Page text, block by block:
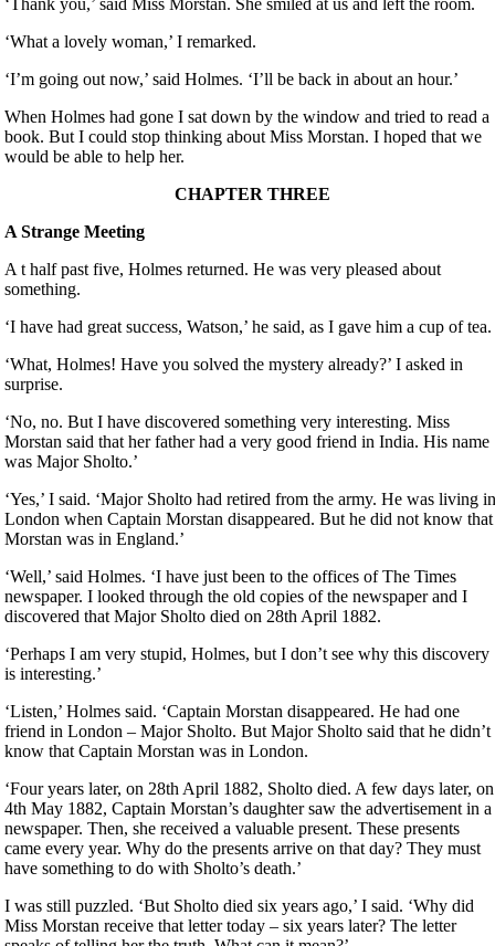
‘Thank you,’ said Miss Morstan. She smiled at us and left the room.
‘What a lovely woman,’ I remarked.
‘I’m going out now,’ said Holmes. ‘I’ll be back in about an hour.’
When Holmes had gone I sat down by the window and tried to read a
book. But I could stop thinking about Miss Morstan. I hoped that we
would be able to help her.
CHAPTER THREE
A Strange Meeting
A t half past five, Holmes returned. He was very pleased about
something.
‘I have had great success, Watson,’ he said, as I gave him a cup of tea.
‘What, Holmes! Have you solved the mystery already?’ I asked in
surprise.
‘No, no. But I have discovered something very interesting. Miss
Morstan said that her father had a very good friend in India. His name
was Major Sholto.’
‘Yes,’ I said. ‘Major Sholto had retired from the army. He was living
London when Captain Morstan disappeared. But he did not know that
Morstan was in England.’
‘Well,’ said Holmes. ‘I have just been to the offices of The Times
newspaper. I looked through the old copies of the newspaper and I
discovered that Major Sholto died on 28th April 1882.
‘Perhaps I am very stupid, Holmes, but I don’t see why this discovery
is interesting.’
‘Listen,’ Holmes said. ‘Captain Morstan disappeared. He had one
friend in London – Major Sholto. But Major Sholto said that he didn’t
know that Captain Morstan was in London.
‘Four years later, on 28th April 1882, Sholto died. A few days later, on
4th May 1882, Captain Morstan’s daughter saw the advertisement in a
newspaper. Then, she received a valuable present. These presents
came every year. Why do the presents arrive on that day? They must
have something to do with Sholto’s death.’
I was still puzzled. ‘But Sholto died six years ago,’ I said. ‘Why did
Miss Morstan receive that letter today – six years later? The letter